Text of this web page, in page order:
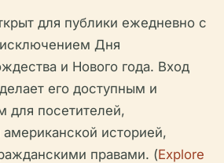
для публики ежедневно с
Дня
и Нового года. Вход
его доступным и
для посетителей,
историей,
правами. (Explore